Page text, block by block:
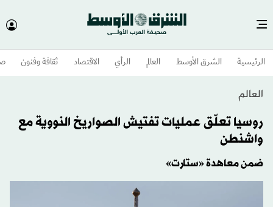
الرئيسية الشرق الأوسط​ العالم الرأي الاقتصاد ثقافة وفنون
العالم
روسيا تعلّق عمليات تفتيش الصواريخ النووية مع
واشنطن
ضمن معاهدة «ستارت»